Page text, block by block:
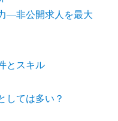
―非公開求人を最大
とスキル
しては多い？